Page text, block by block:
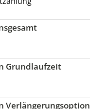
Grundlaufzeit
Verlängerungsoption